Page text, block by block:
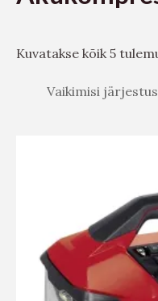
Kuvatakse kõik 5